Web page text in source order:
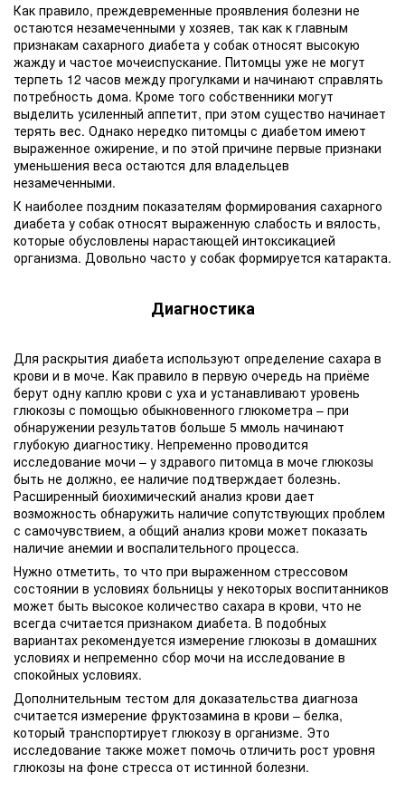
Как правило, преждевременные проявления болезни не
остаются незамеченными у хозяев, так как к главным
признакам сахарного диабета у собак относят высокую
жажду и частое мочеиспускание. Питомцы уже не могут
терпеть 12 часов между прогулками и начинают справлять
потребность дома. Кроме того собственники могут
выделить усиленный аппетит, при этом существо начинает
терять вес. Однако нередко питомцы с диабетом имеют
выраженное ожирение, и по этой причине первые признаки
уменьшения веса остаются для владельцев
незамеченными.
К наиболее поздним показателям формирования сахарного
диабета у собак относят выраженную слабость и вялость,
которые обусловлены нарастающей интоксикацией
организма. Довольно часто у собак формируется катаракта.
Диагностика
Для раскрытия диабета используют определение сахара в
крови и в моче. Как правило в первую очередь на приёме
берут одну каплю крови с уха и устанавливают уровень
глюкозы с помощью обыкновенного глюкометра – при
обнаружении результатов больше 5 ммоль начинают
глубокую диагностику. Непременно проводится
исследование мочи – у здравого питомца в моче глюкозы
быть не должно, ее наличие подтверждает болезнь.
Расширенный биохимический анализ крови дает
возможность обнаружить наличие сопутствующих проблем
с самочувствием, а общий анализ крови может показать
наличие анемии и воспалительного процесса.
Нужно отметить, то что при выраженном стрессовом
состоянии в условиях больницы у некоторых воспитанников
может быть высокое количество сахара в крови, что не
всегда считается признаком диабета. В подобных
вариантах рекомендуется измерение глюкозы в домашних
условиях и непременно сбор мочи на исследование в
спокойных условиях.
Дополнительным тестом для доказательства диагноза
считается измерение фруктозамина в крови – белка,
который транспортирует глюкозу в организме. Это
исследование также может помочь отличить рост уровня
глюкозы на фоне стресса от истинной болезни.